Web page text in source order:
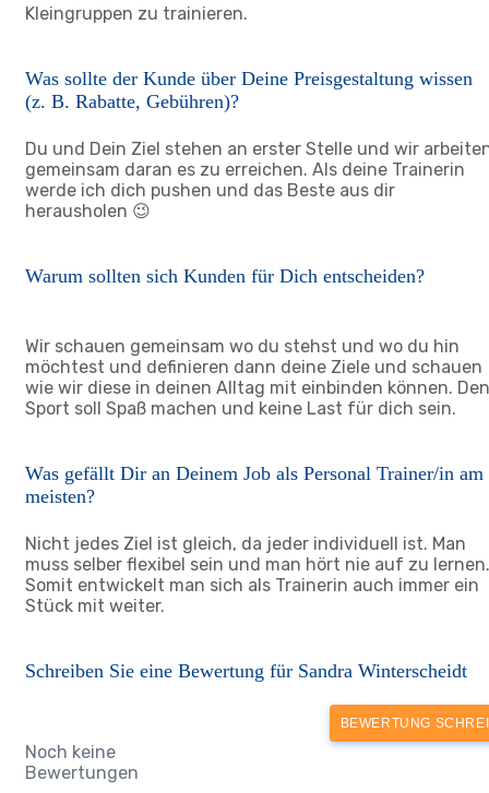
Kleingruppen zu trainieren.
Was sollte der Kunde über Deine Preisgestaltung wissen
(z. B. Rabatte, Gebühren)?
Du und Dein Ziel stehen an erster Stelle und wir
gemeinsam daran es zu erreichen. Als deine Trainerin
werde ich dich pushen und das Beste aus dir
herausholen 😉
Warum sollten sich Kunden für Dich entscheiden?
Wir schauen gemeinsam wo du stehst und wo du hin
möchtest und definieren dann deine Ziele und schauen
wie wir diese in deinen Alltag mit einbinden können. Den
Sport soll Spaß machen und keine Last für dich sein.
Was gefällt Dir an Deinem Job als Personal Trainer/in am
meisten?
Nicht jedes Ziel ist gleich, da jeder individuell ist. Man
muss selber flexibel sein und man hört nie auf zu lernen.
Somit entwickelt man sich als Trainerin auch immer ein
Stück mit weiter.
Schreiben Sie eine Bewertung für Sandra Winterscheidt
BEWERTUNG
Noch keine
Bewertungen